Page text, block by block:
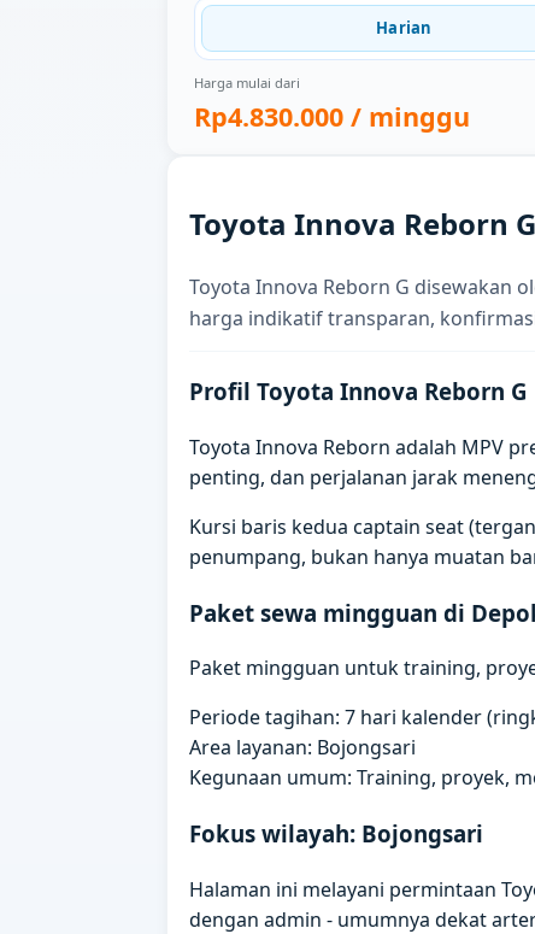
Harian
Harga mulai dari
Rp4.830.000 / minggu
Toyota Innova Reborn
Toyota Innova Reborn G disewakan
harga indikatif transparan,
Profil Toyota Innova Reborn G
Toyota Innova Reborn adalah MPV
penting, dan perjalanan jarak
Kursi baris kedua captain seat
penumpang, bukan hanya muatan
Paket sewa mingguan di
Paket mingguan untuk training,
Periode tagihan: 7 hari kalender
Area layanan: Bojongsari
Kegunaan umum: Training, proyek,
Fokus wilayah: Bojongsari
Halaman ini melayani permintaan
dengan admin - umumnya dekat